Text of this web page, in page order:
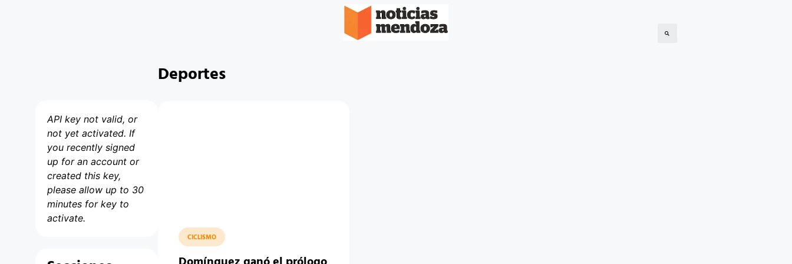
API key not valid, or
not yet activated. If
you recently signed
up for an account or
created this key,
please allow up to 30
minutes for key to
activate.
Deportes
CICLISMO